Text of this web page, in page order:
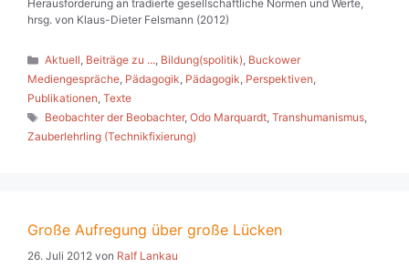
Herausforderung an tradierte gesellschaftliche Normen und Werte,
hrsg. von Klaus-Dieter Felsmann (2012)
Kategorien
Aktuell, Beiträge zu ..., Bildung(spolitik), Buckower
Mediengespräche, Pädagogik, Pädagogik, Perspektiven,
Publikationen, Texte
Schlagwörter
Beobachter der Beobachter,Odo Marquardt,Transhumanismus,
Zauberlehrling (Technikfixierung)
Große Aufregung über große Lücken
26. Juli 2012 von Ralf Lankau